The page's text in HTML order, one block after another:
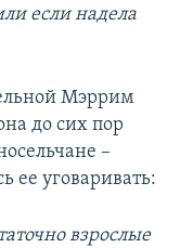
если надела
Мэррим
до сих пор
–
уговаривать:
взрослые